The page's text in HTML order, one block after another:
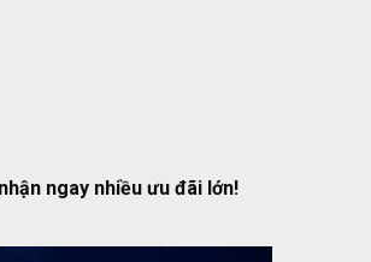
ngay nhiều ưu đãi lớn!